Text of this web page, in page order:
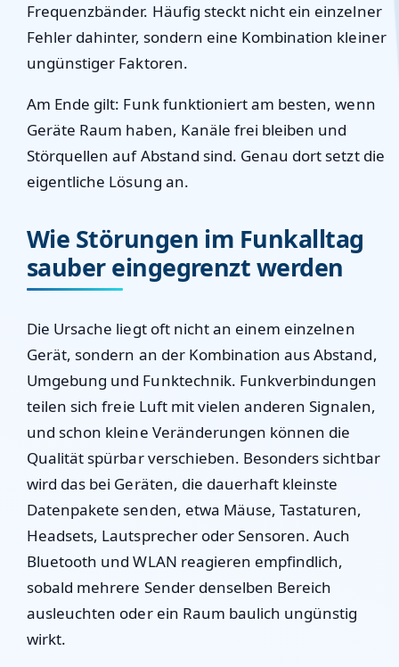
Frequenzbänder. Häufig steckt nicht ein einzelner
Fehler dahinter, sondern eine Kombination kleiner
ungünstiger Faktoren.
Am Ende gilt: Funk funktioniert am besten, wenn
Geräte Raum haben, Kanäle frei bleiben und
Störquellen auf Abstand sind. Genau dort setzt die
eigentliche Lösung an.
Wie Störungen im Funkalltag
sauber eingegrenzt werden
Die Ursache liegt oft nicht an einem einzelnen
Gerät, sondern an der Kombination aus Abstand,
Umgebung und Funktechnik. Funkverbindungen
teilen sich freie Luft mit vielen anderen Signalen,
und schon kleine Veränderungen können die
Qualität spürbar verschieben. Besonders sichtbar
wird das bei Geräten, die dauerhaft kleinste
Datenpakete senden, etwa Mäuse, Tastaturen,
Headsets, Lautsprecher oder Sensoren. Auch
Bluetooth und WLAN reagieren empfindlich,
sobald mehrere Sender denselben Bereich
ausleuchten oder ein Raum baulich ungünstig
wirkt.